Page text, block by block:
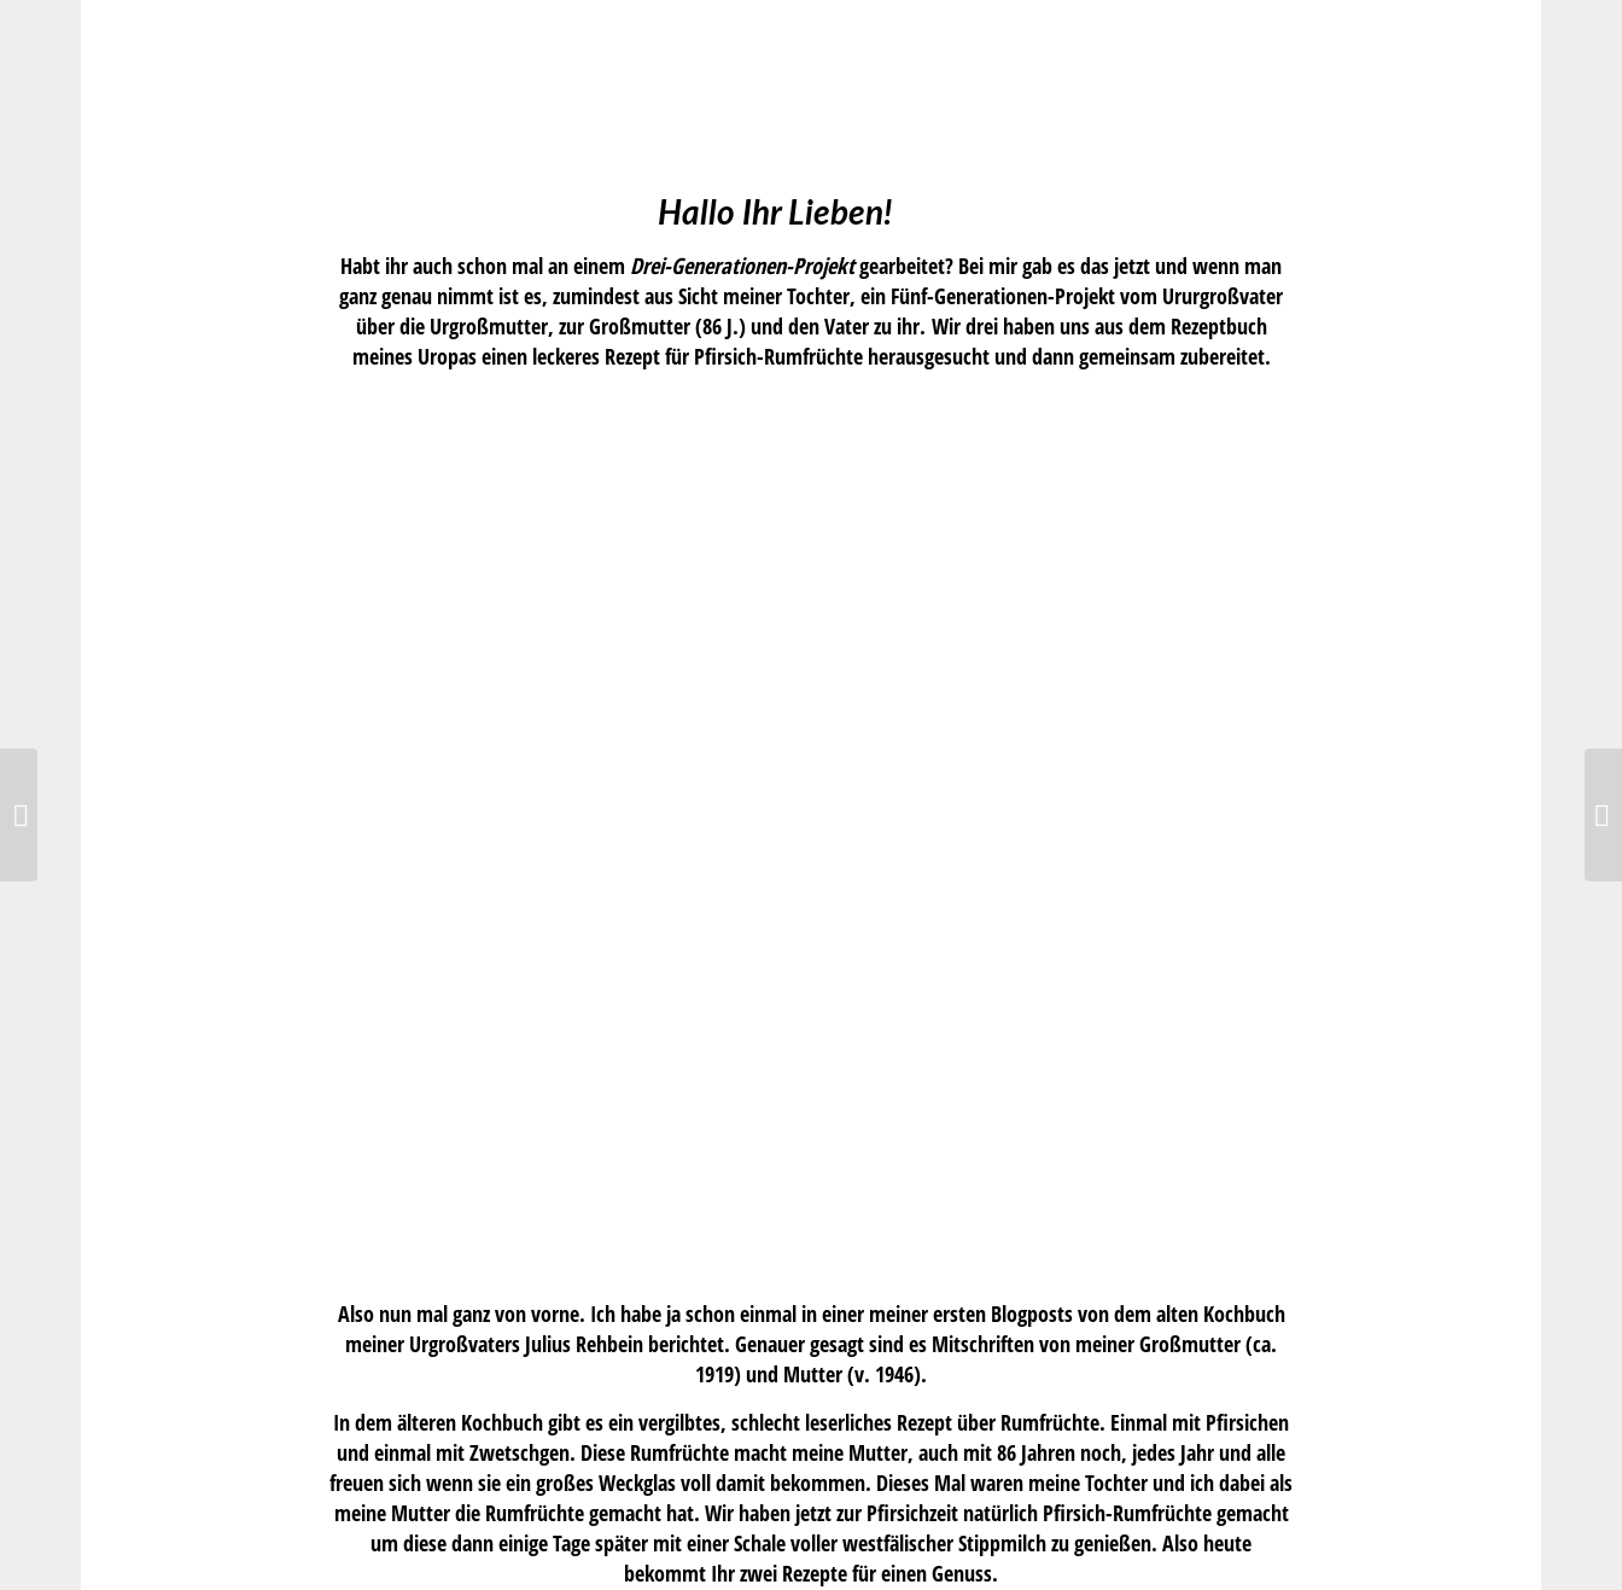
Hallo Ihr Lieben!
Habt ihr auch schon mal an einem Drei-Generationen-Projektgearbeitet? Bei mir gab es das jetzt und wenn man
ganz genau nimmt ist es, zumindest aus Sicht meiner Tochter, ein Fünf-Generationen-Projekt vom Ururgroßvater
über die Urgroßmutter, zur Großmutter (86 J.) und den Vater zu ihr. Wir drei haben uns aus dem Rezeptbuch
meines Uropas einen leckeres Rezept für Pfirsich-Rumfrüchte herausgesucht und dann gemeinsam zubereitet.
Also nun mal ganz von vorne. Ich habe ja schon einmal in einer meiner ersten Blogposts von dem alten Kochbuch
meiner Urgroßvaters Julius Rehbein berichtet. Genauer gesagt sind es Mitschriften von meiner Großmutter (ca.
1919) und Mutter (v. 1946).
In dem älteren Kochbuch gibt es ein vergilbtes, schlecht leserliches Rezept über Rumfrüchte. Einmal mit Pfirsichen
und einmal mit Zwetschgen. Diese Rumfrüchte macht meine Mutter, auch mit 86 Jahren noch, jedes Jahr und alle
freuen sich wenn sie ein großes Weckglas voll damit bekommen. Dieses Mal waren meine Tochter und ich dabei als
meine Mutter die Rumfrüchte gemacht hat. Wir haben jetzt zur Pfirsichzeit natürlich Pfirsich-Rumfrüchte gemacht
um diese dann einige Tage später mit einer Schale voller westfälischer Stippmilch zu genießen. Also heute
bekommt Ihr zwei Rezepte für einen Genuss.